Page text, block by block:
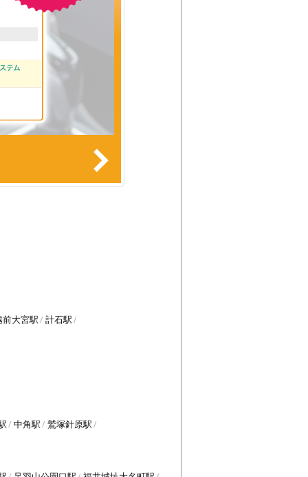
前大宮駅 計石駅
中角駅 鷲塚針原駅